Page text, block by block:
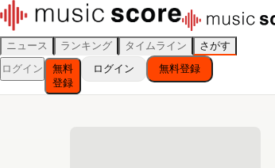
ニュース ランキング タイムライン
さがす
ログイン
無料
登録
ログイン 無料登録